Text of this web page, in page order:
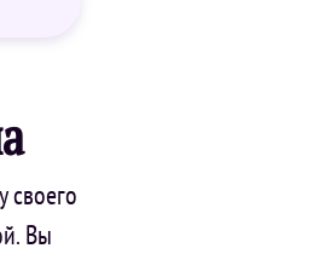
своего
Вы